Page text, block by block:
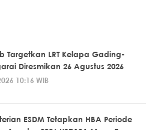
Targetkan LRT Kelapa Gading-
Diresmikan 26 Agustus 2026
10:16 WIB
ESDM Tetapkan HBA Periode